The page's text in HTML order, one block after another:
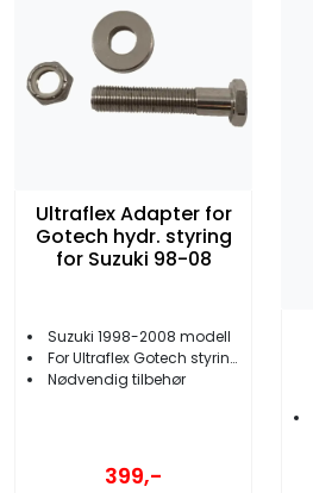
Ultraflex Adapter for
Gotech hydr. styring
for Suzuki 98-08
Suzuki 1998-2008 modell
For Ultraflex Gotech styring
Nødvendig tilbehør
399,-